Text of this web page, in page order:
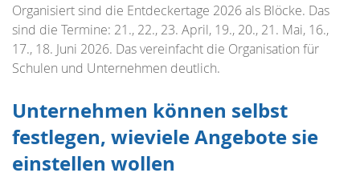
Organisiert sind die Entdeckertage 2026 als Blöcke. Das
sind die Termine: 21., 22., 23. April, 19., 20., 21. Mai, 16.,
17., 18. Juni 2026. Das vereinfacht die Organisation für
Schulen und Unternehmen deutlich.
Unternehmen können selbst
festlegen, wieviele Angebote sie
einstellen wollen